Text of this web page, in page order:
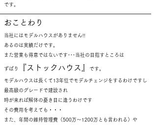
です。
おことわり
当社にはモデルハウスがありません!!
あるのは実績だけです。
また営業も得意ではないです･･･当社の目指すところは
ずばり 『ストックハウス』 です。
モデルハウスは長くて13年位でモデルチェンジをするわけですし
最高級のグレードで建設され
時が来れば解体の憂き目に逢うわけです
その費用を考えても・・・
また、年間の維持管理費（500万～1200万とも言われる）や